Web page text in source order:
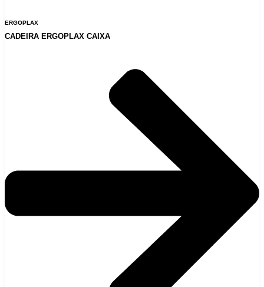
ERGOPLAX
CADEIRA ERGOPLAX CAIXA